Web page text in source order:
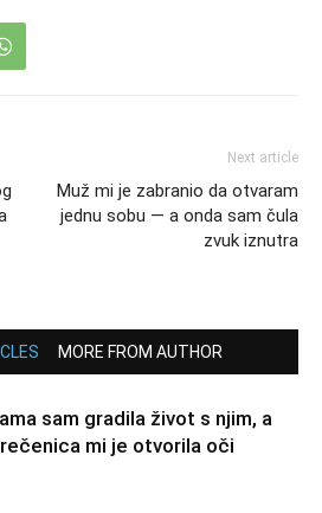
Next article
Muž mi je zabranio da otvaram
jednu sobu — a onda sam čula
zvuk iznutra
MORE FROM AUTHOR
sam gradila život s njim, a
mi je otvorila oči